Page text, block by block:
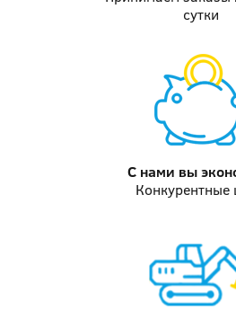
сутки
С нами вы
Конкурентные